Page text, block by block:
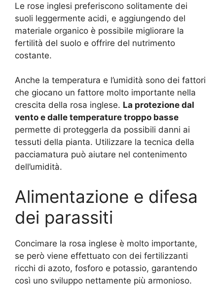
Le rose inglesi preferiscono solitamente dei
suoli leggermente acidi, e aggiungendo del
materiale organico è possibile migliorare la
fertilità del suolo e offrire del nutrimento
costante.
Anche la temperatura e l’umidità sono dei fattori
che giocano un fattore molto importante nella
crescita della rosa inglese. La protezione dal
vento e dalle temperature troppo basse
permette di proteggerla da possibili danni ai
tessuti della pianta. Utilizzare la tecnica della
pacciamatura può aiutare nel contenimento
dell’umidità.
Alimentazione e difesa
dei parassiti
Concimare la rosa inglese è molto importante,
se però viene effettuato con dei fertilizzanti
ricchi di azoto, fosforo e potassio, garantendo
così uno sviluppo nettamente più armonioso.